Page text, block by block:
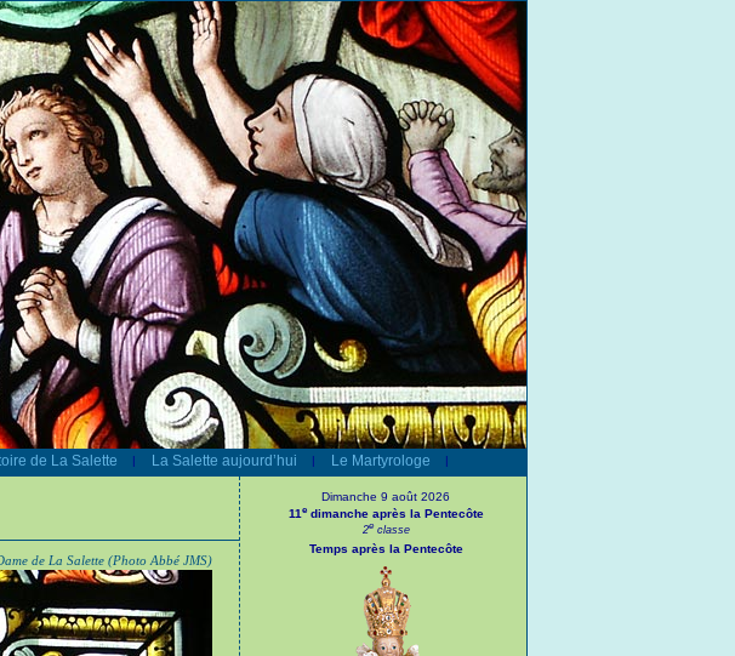
de La Salette | La Salette aujourd’hui | Le Martyrologe |
de La Salette (Photo Abbé JMS)
Dimanche 9 août 2026
11edimanche après la Pentecôte
2eclasse
Temps après la Pentecôte